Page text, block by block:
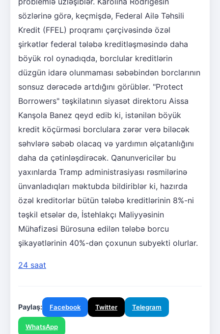
sözlərinə görə, keçmişdə, Federal Ailə Təhsili
Kredit (FFEL) proqramı çərçivəsində özəl
şirkətlər federal tələbə kreditləşməsində daha
böyük rol oynadıqda, borclular kreditlərin
düzgün idarə olunmaması səbəbindən borclarının
sonsuz dərəcədə artdığını görüblər. "Protect
Borrowers" təşkilatının siyasət direktoru Aissa
Kanşola Banez qeyd edib ki, istənilən böyük
kredit köçürməsi borclulara zərər verə biləcək
səhvlərə səbəb olacaq və yardımın əlçatanlığını
daha da çətinləşdirəcək. Qanunvericilər bu
yaxınlarda Tramp administrasiyası rəsmilərinə
ünvanladıqları məktubda bildiriblər ki, hazırda
özəl kreditorlar bütün tələbə kreditlərinin 8%-ni
təşkil etsələr də, İstehlakçı Maliyyəsinin
Mühafizəsi Bürosuna edilən tələbə borcu
şikayətlərinin 40%-dən çoxunun subyekti olurlar.
24 saat
Paylaş: Facebook Twitter Telegram
WhatsApp